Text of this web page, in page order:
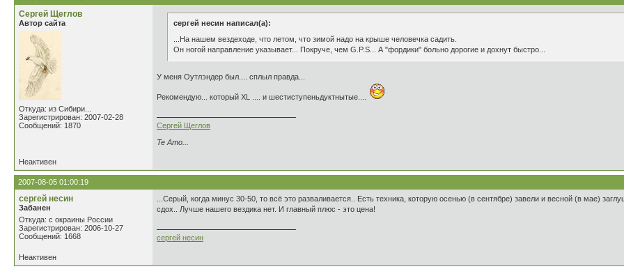
Сергей Щеглов
Автор сайта
Откуда: из Сибири...
Зарегистрирован: 2007-02-28
Сообщений: 1870
сергей несин написал(а):
...На нашем вездеходе, что летом, что зимой надо на крыше человечка садить.
Он ногой направление указывает... Покруче, чем G.P.S... А "фордики" больно дорогие и дохнут быстро...
У меня Оутлэндер был.... сплыл правда...
Рекомендую... который ХL .... и шестиступеньдуктнытые....
Сергей Щеглов
Te Amo...
Неактивен
2007-08-05 01:00:19
сергей несин
Забанен
Откуда: с окраины России
Зарегистрирован: 2006-10-27
Сообщений: 1668
...Серый, когда минус 30-50, то всё это разваливается.. Есть техника, которую осенью (в сентябре) завели и весной (в мае)
сдох.. Лучше нашего вездика нет. И главный плюс - это цена!
сергей несин
Неактивен